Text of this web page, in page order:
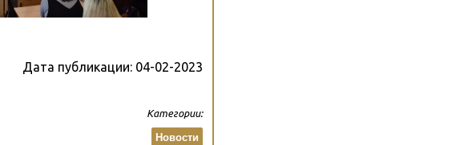
Дата публикации: 04-02-2023
Категории:
Новости